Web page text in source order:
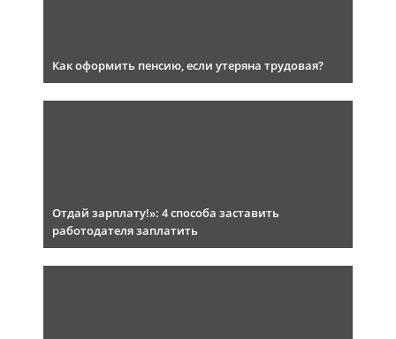
Как оформить пенсию, если утеряна трудовая?
Отдай зарплату!»: 4 способа заставить
работодателя заплатить